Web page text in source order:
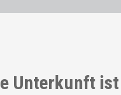
Unterkunft